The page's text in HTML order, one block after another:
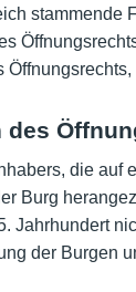
stammende
die auf
Burg
Jahrhundert
der Burgen